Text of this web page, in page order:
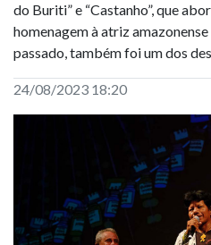
do Buriti” e “Castanho”, que
homenagem à atriz
passado, também foi um dos
24/08/2023 18:20